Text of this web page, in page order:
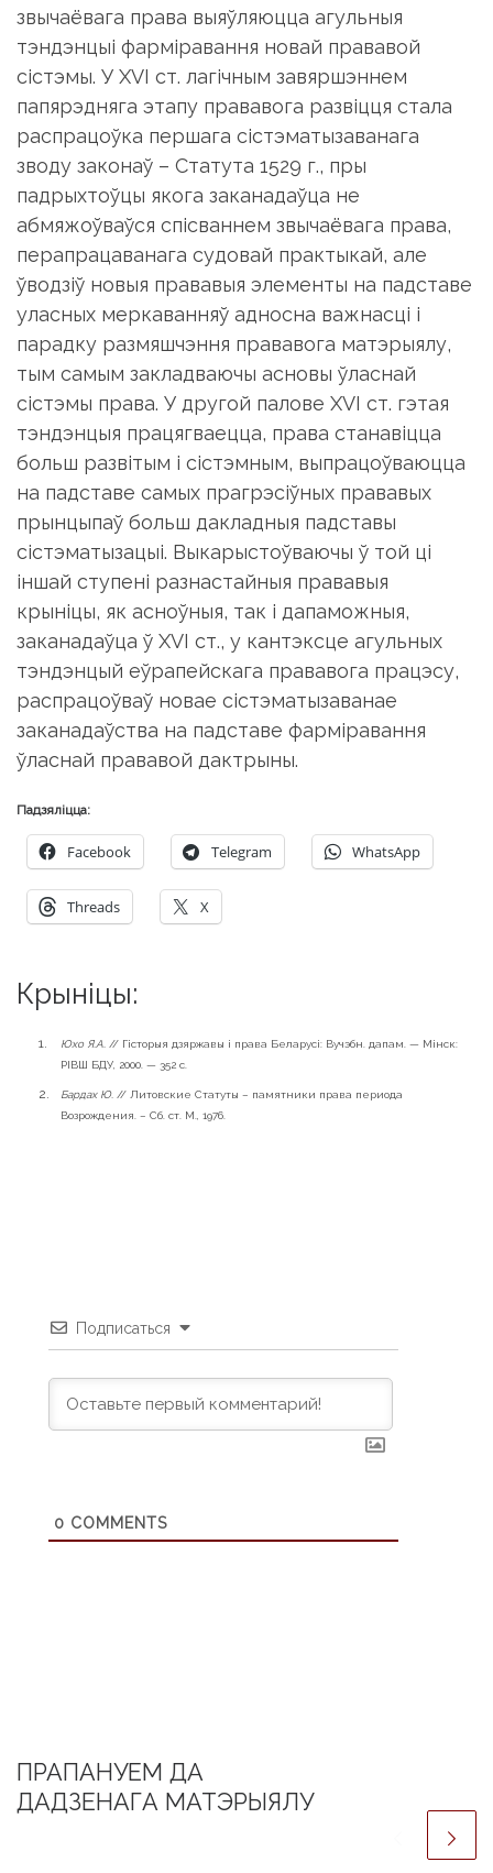
звычаёвага права выяўляюцца агульныя
тэндэнцыі фарміравання новай прававой
сістэмы. У ХVI ст. лагічным завяршэннем
папярэдняга этапу прававога развіцця стала
распрацоўка першага сістэматызаванага
зводу законаў – Статута 1529 г., пры
падрыхтоўцы якога заканадаўца не
абмяжоўваўся спісваннем звычаёвага права,
перапрацаванага судовай практыкай, але
ўводзіў новыя прававыя элементы на падставе
уласных меркаванняў адносна важнасці і
парадку размяшчэння прававога матэрыялу,
тым самым закладваючы асновы ўласнай
сістэмы права. У другой палове ХVI ст. гэтая
тэндэнцыя працягваецца, права станавіцца
больш развітым і сістэмным, выпрацоўваюцца
на падставе самых прагрэсіўных прававых
прынцыпаў больш дакладныя падставы
сістэматызацыі. Выкарыстоўваючы ў той ці
іншай ступені разнастайныя прававыя
крыніцы, як асноўныя, так і дапаможныя,
заканадаўца ў ХVI ст., у кантэксце агульных
тэндэнцый еўрапейскага прававога працэсу,
распрацоўваў новае сістэматызаванае
заканадаўства на падставе фарміравання
ўласнай прававой дактрыны.
Падзяліцца:
Facebook Telegram WhatsApp
Threads X
Крыніцы:
Юхо Я.А. // Гісторыя дзяржавы і права Беларусі: Вучэбн. дапам. — Мінск:
РІВШ БДУ, 2000. — 352 с.
Бардах Ю. // Литовские Статуты – памятники права периода
Возрождения. – Сб. ст. М., 1976.
Подписаться
0 COMMENTS
ПРАПАНУЕМ ДА
ДАДЗЕНАГА МАТЭРЫЯЛУ